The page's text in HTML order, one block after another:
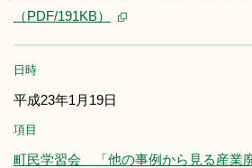
（PDF/191KB）
日時
平成23年1月19日
項目
町民学習会 「他の事例から見る産業